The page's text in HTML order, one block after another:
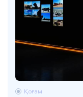
Қоғам